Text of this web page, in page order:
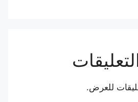
للعرض.